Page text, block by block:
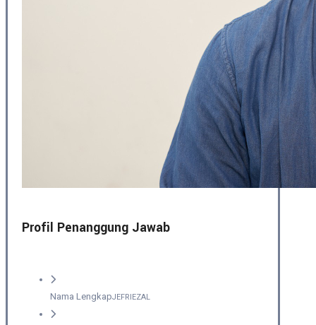
Profil Penanggung Jawab
Nama LengkapJEFRIEZAL